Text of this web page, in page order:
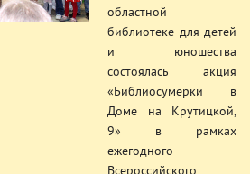
областной
библиотеке для детей
и юношества
состоялась акция
«Библиосумерки в
Доме на Крутицкой,
9» в рамках
ежегодного